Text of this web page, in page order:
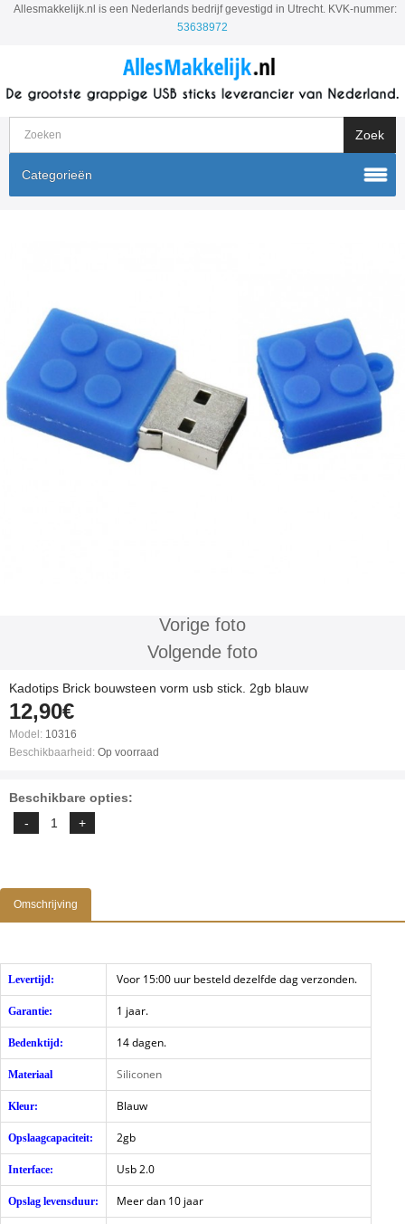
Allesmakkelijk.nl is een Nederlands bedrijf gevestigd in Utrecht. KVK-nummer:
53638972
Categorieën
Vorige foto
Volgende foto
Kadotips Brick bouwsteen vorm usb stick. 2gb blauw
12,90€
Model: 10316
Beschikbaarheid: Op voorraad
Beschikbare opties:
Omschrijving
Levertijd: Voor 15:00 uur besteld dezelfde dag verzonden.
Garantie: 1 jaar.
Bedenktijd: 14 dagen.
Materiaal Siliconen
Kleur: Blauw
Opslaagcapaciteit: 2gb
Interface: Usb 2.0
Opslag levensduur: Meer dan 10 jaar